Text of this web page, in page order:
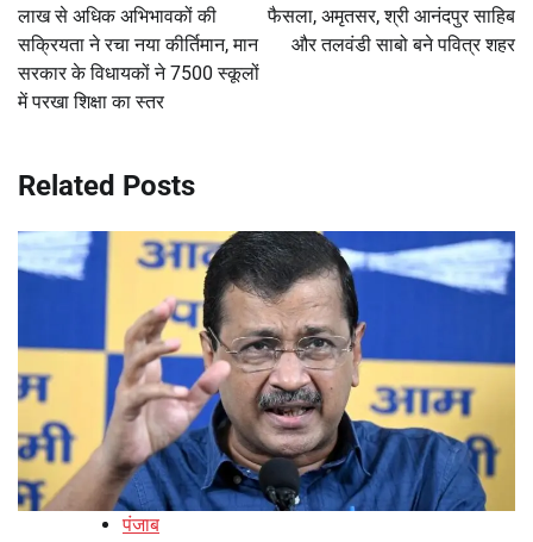
लाख से अधिक अभिभावकों की
सक्रियता ने रचा नया कीर्तिमान, मान
सरकार के विधायकों ने 7500 स्कूलों
में परखा शिक्षा का स्तर
फैसला, अमृतसर, श्री आनंदपुर साहिब
और तलवंडी साबो बने पवित्र शहर
Related Posts
पंजाब